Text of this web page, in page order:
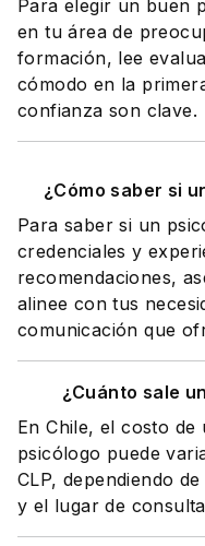
Para elegir un buen
en tu área de
formación, lee
cómodo en la
confianza son clave.
¿Cómo saber si
Para saber si un
credenciales y
recomendaciones,
alinee con tus
comunicación que
¿Cuánto sale
En Chile, el costo
psicólogo puede
CLP, dependiendo
y el lugar de